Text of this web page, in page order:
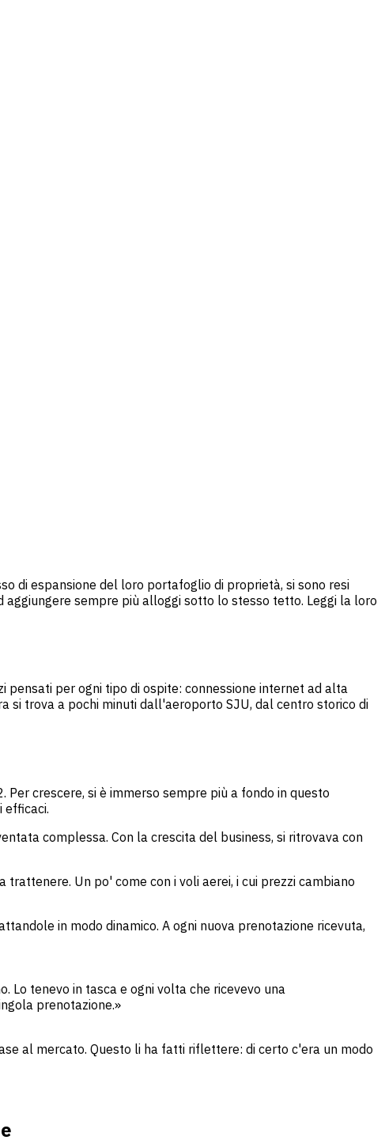
di espansione del loro portafoglio di proprietà, si sono resi
sempre più alloggi sotto lo stesso tetto. Leggi la loro
per ogni tipo di ospite: connessione internet ad alta
si trova a pochi minuti dall'aeroporto SJU, dal centro storico di
crescere, si è immerso sempre più a fondo in questo
efficaci.
complessa. Con la crescita del business, si ritrovava con
Un po' come con i voli aerei, i cui prezzi cambiano
in modo dinamico. A ogni nuova prenotazione ricevuta,
tenevo in tasca e ogni volta che ricevevo una
prenotazione.»
al mercato. Questo li ha fatti riflettere: di certo c'era un modo